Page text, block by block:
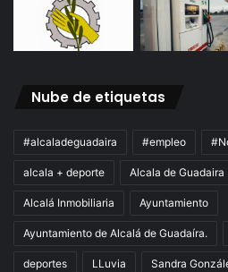
Nube de etiquetas
#alcaladeguadaira #empleo
alcala + deporte Alcala de Guadaira
Alcalá Inmobiliaria Ayuntamiento
Ayuntamiento de Alcalá de Guadaíra.
deportes LLuvia Sandra